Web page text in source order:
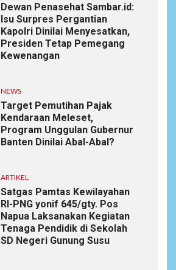
Dewan Penasehat Sambar.id:
Isu Surpres Pergantian
Kapolri Dinilai Menyesatkan,
Presiden Tetap Pemegang
Kewenangan
NEWS
Target Pemutihan Pajak
Kendaraan Meleset,
Program Unggulan Gubernur
Banten Dinilai Abal-Abal?
ARTIKEL
Satgas Pamtas Kewilayahan
RI-PNG yonif 645/gty. Pos
Napua Laksanakan Kegiatan
Tenaga Pendidik di Sekolah
SD Negeri Gunung Susu